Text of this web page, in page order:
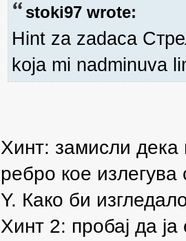
stoki97 wrote:
Hint za zadaca
koja mi nadminuva
Хинт: замисли
ребро кое
Y. Како би
Хинт 2: пробај да